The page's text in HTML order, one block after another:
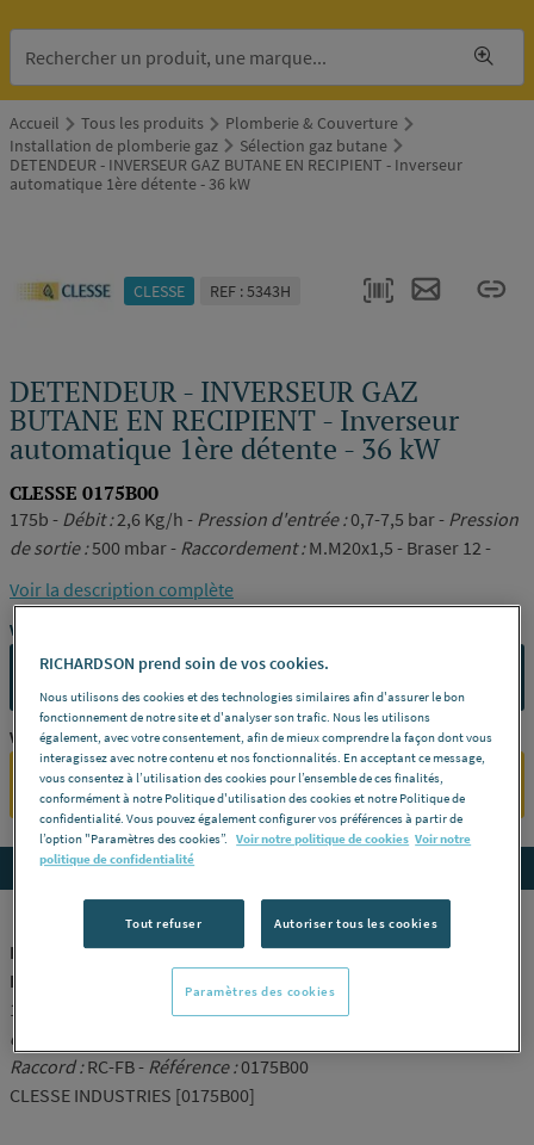
Accueil Tous les produits
Plomberie & Couverture
Installation de plomberie gaz
Sélection gaz butane
DETENDEUR - INVERSEUR GAZ BUTANE EN RECIPIENT - Inverseur
automatique 1ère détente - 36 kW
CLESSE REF : 5343H
DETENDEUR - INVERSEUR GAZ
BUTANE EN RECIPIENT - Inverseur
automatique 1ère détente - 36 kW
CLESSE 0175B00
175b - Débit :2,6 Kg/h - Pression d'entrée :0,7-7,5 bar - Pression
de sortie :500 mbar - Raccordement :M.M20x1,5 - Braser 12 -
Voir la description complète
Vous avez un projet ?
CONTACTEZ-NOUS
Vous êtes un professionnel ?
SE CONNECTER
Accedez aux détails du produit
DETENDEUR - INVERSEUR GAZ BUTANE EN RECIPIENT -
Inverseur automatique 1ère détente - 36 kW
175b -
2,6 Kg/h - 0,7-7,5 bar -
de sortie :
Raccord :RC-FB - Référence :0175B00
CLESSE INDUSTRIES [0175B00]
RICHARDSON prend soin de vos cookies.
Nous utilisons des cookies et des technologies similaires afin d'assurer le bon
fonctionnement de notre site et d'analyser son trafic. Nous les utilisons
également, avec votre consentement, afin de mieux comprendre la façon dont vous
interagissez avec notre contenu et nos fonctionnalités. En acceptant ce message,
vous consentez à l’utilisation des cookies pour l’ensemble de ces finalités,
conformément à notre Politique d'utilisation des cookies et notre Politique de
confidentialité. Vous pouvez également configurer vos préférences à partir de
l’option "Paramètres des cookies”. Voir notre politique de cookies Voir notre
politique de confidentialité
Tout refuser Autoriser tous les cookies
Paramètres des cookies